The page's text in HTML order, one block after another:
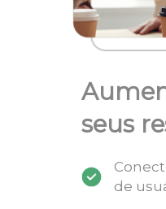
seus
de